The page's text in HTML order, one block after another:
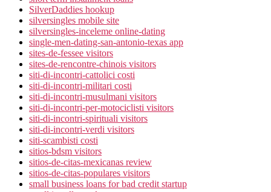
SilverDaddies hookup
silversingles mobile site
silversingles-inceleme online-dating
single-men-dating-san-antonio-texas app
sites-de-fessee visitors
sites-de-rencontre-chinois visitors
siti-di-incontri-cattolici costi
siti-di-incontri-militari costi
siti-di-incontri-musulmani visitors
siti-di-incontri-per-motociclisti visitors
siti-di-incontri-spirituali visitors
siti-di-incontri-verdi visitors
siti-scambisti costi
sitios-bdsm visitors
sitios-de-citas-mexicanas review
sitios-de-citas-populares visitors
small business loans for bad credit startup